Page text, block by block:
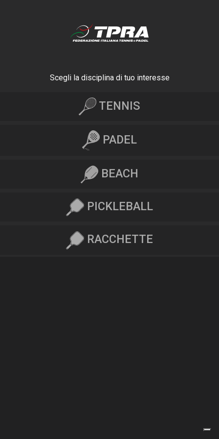
Scegli la disciplina di tuo interesse
TENNIS
PADEL
BEACH
PICKLEBALL
RACCHETTE